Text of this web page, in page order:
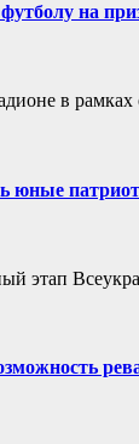
на
в рамках
юные
этап